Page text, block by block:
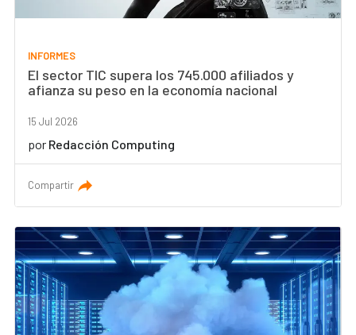
INFORMES
El sector TIC supera los 745.000 afiliados y
afianza su peso en la economía nacional
15 Jul 2026
por Redacción Computing
Compartir